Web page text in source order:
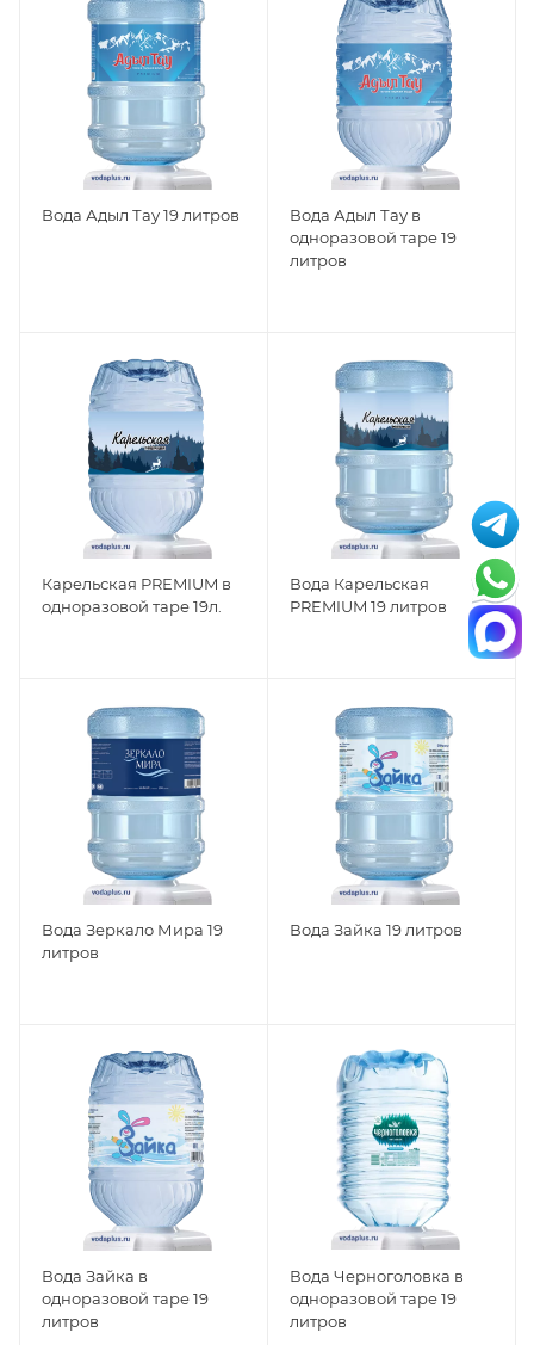
Вода Адыл Тау 19 литров
Вода Адыл Тау в
одноразовой таре 19
литров
Карельская PREMIUM в
одноразовой таре 19л.
Вода Карельская
PREMIUM 19 литров
Вода Зеркало Мира 19
литров
Вода Зайка 19 литров
Вода Зайка в
одноразовой таре 19
литров
Вода Черноголовка в
одноразовой таре 19
литров